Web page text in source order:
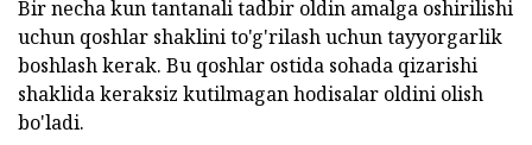
Bir necha kun tantanali tadbir oldin amalga oshirilishi
uchun qoshlar shaklini to'g'rilash uchun tayyorgarlik
boshlash kerak. Bu qoshlar ostida sohada qizarishi
shaklida keraksiz kutilmagan hodisalar oldini olish
bo'ladi.